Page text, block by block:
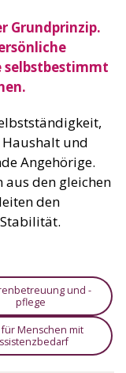
Grundprinzip.
selbstbestimmt
und
Angehörige.
den gleichen
den
und -
pflege
Menschen mit